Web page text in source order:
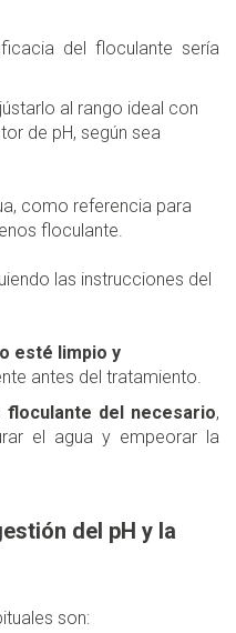
del floculante sería
al rango ideal con
de pH, según sea
como referencia para
floculante.
las instrucciones del
esté limpio y
antes del tratamiento.
floculante del necesario,
el agua y empeorar la
del pH y la
son: